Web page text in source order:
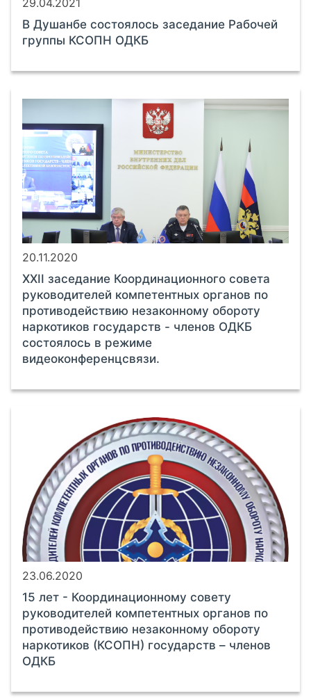
29.04.2021
В Душанбе состоялось заседание Рабочей
группы КСОПН ОДКБ
20.11.2020
XXII заседание Координационного совета
руководителей компетентных органов по
противодействию незаконному обороту
наркотиков государств - членов ОДКБ
состоялось в режиме
видеоконференцсвязи.
23.06.2020
15 лет - Координационному совету
руководителей компетентных органов по
противодействию незаконному обороту
наркотиков (КСОПН) государств – членов
ОДКБ